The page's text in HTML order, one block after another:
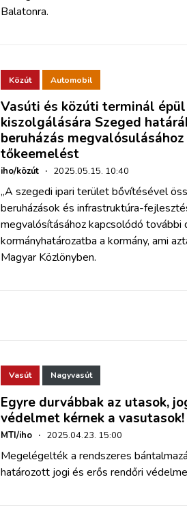
Balatonra.
Közút Automobil
Vasúti és közúti terminál
kiszolgálására Szeged
beruházás
tőkeemelést
iho/közút · 2025.05.15. 10:40
„A szegedi ipari terület bővítésével
beruházások és infrastruktúra-
megvalósításához kapcsolódó
kormányhatározatba a kormány, ami
Magyar Közlönyben.
Vasút Nagyvasút
Egyre durvábbak az utasok,
védelmet kérnek a vasutasok!
MTI/iho · 2025.04.23. 15:00
Megelégelték a rendszeres
határozott jogi és erős rendőri